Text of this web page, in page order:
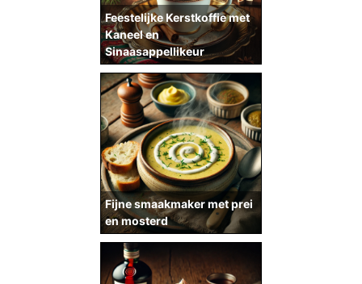
Feestelijke Kerstkoffie met
Kaneel en
Sinaasappellikeur
Fijne smaakmaker met prei
en mosterd